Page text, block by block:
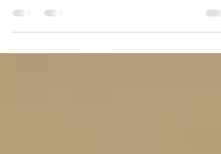
un mes de diciembre especialmente intenso. El día
Rojas; el 18 de diciembre volvimos a encontrarnos
con el público en la Biblioteca Torrente Ballester